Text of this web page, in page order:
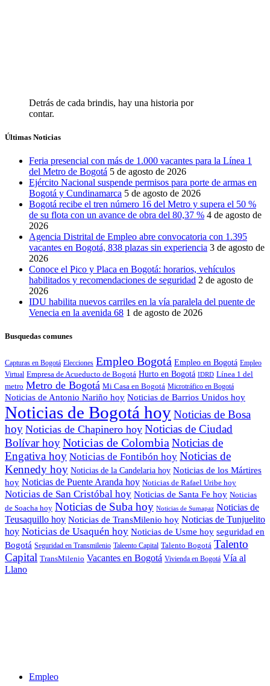
Detrás de cada brindis, hay una historia por
contar.
Últimas Noticias
Feria presencial con más de 1.000 vacantes para la Línea 1
del Metro de Bogotá 5 de agosto de 2026
Ejército Nacional suspende permisos para porte de armas en
Bogotá y Cundinamarca 5 de agosto de 2026
Bogotá recibe el tren número 16 del Metro y supera el 50 %
de su flota con un avance de obra del 80,37 % 4 de agosto de
2026
Agencia Distrital de Empleo abre convocatoria con 1.395
vacantes en Bogotá, 838 plazas sin experiencia 3 de agosto de
2026
Conoce el Pico y Placa en Bogotá: horarios, vehículos
habilitados y recomendaciones de seguridad 2 de agosto de
2026
IDU habilita nuevos carriles en la vía paralela del puente de
Venecia en la avenida 68 1 de agosto de 2026
Busquedas comunes
Capturas en Bogotá Elecciones Empleo Bogotá Empleo en Bogotá Empleo
Virtual Empresa de Acueducto de Bogotá Hurto en Bogotá IDRD Línea 1 del
metro Metro de Bogotá Mi Casa en Bogotá Microtráfico en Bogotá
Noticias de Antonio Nariño hoy Noticias de Barrios Unidos hoy
Noticias de Bogotá hoyNoticias de Bosa
hoy Noticias de Chapinero hoy Noticias de Ciudad
Bolívar hoyNoticias de Colombia Noticias de
Engativa hoy Noticias de Fontibón hoy Noticias de
Kennedy hoy Noticias de la Candelaria hoy Noticias de los Mártires
hoy Noticias de Puente Aranda hoy Noticias de Rafael Uribe hoy
Noticias de San Cristóbal hoy Noticias de Santa Fe hoy Noticias
de Soacha hoy Noticias de Suba hoy Noticias de Sumapaz Noticias de
Teusaquillo hoy Noticias de TransMilenio hoy Noticias de Tunjuelito
hoy Noticias de Usaquén hoy Noticias de Usme hoy seguridad en
Bogotá Seguridad en Transmilenio Taleento Capital Talento Bogotá Talento
Capital TransMilenio Vacantes en Bogotá Vivienda en Bogotá Vía al
Llano
Empleo